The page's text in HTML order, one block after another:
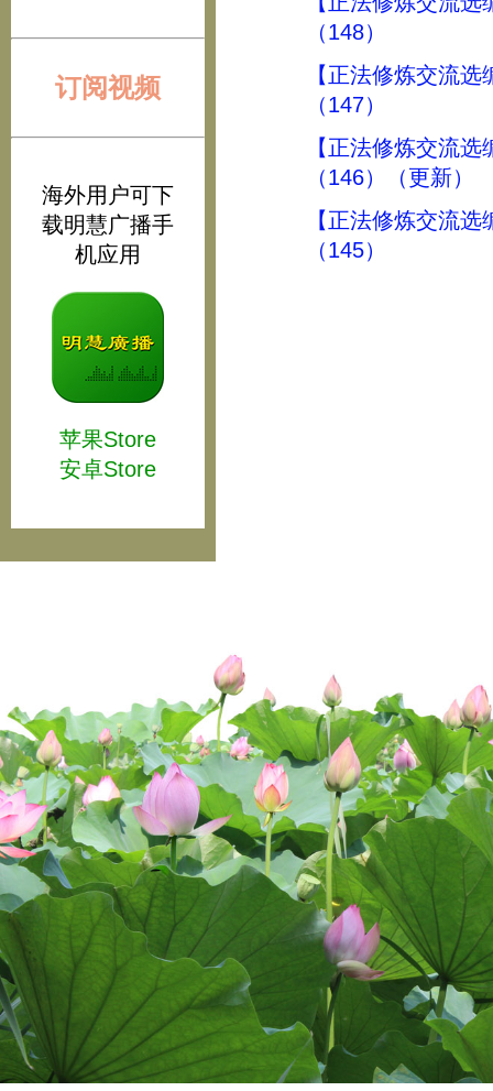
订阅视频
海外用户可下
载明慧广播手
机应用
苹果Store
安卓Store
（148）
【正法修炼交流
（147）
【正法修炼交流
（146）（更新）
【正法修炼交流
（145）